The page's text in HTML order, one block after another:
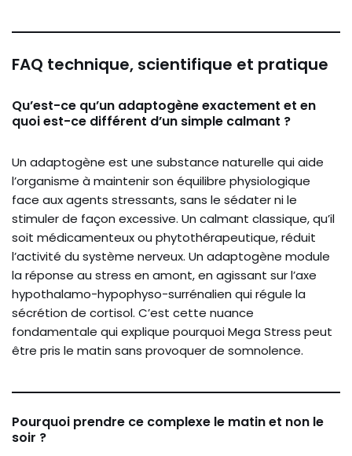
FAQ technique, scientifique et pratique
Qu’est-ce qu’un adaptogène exactement et en
quoi est-ce différent d’un simple calmant ?
Un adaptogène est une substance naturelle qui aide
l’organisme à maintenir son équilibre physiologique
face aux agents stressants, sans le sédater ni le
stimuler de façon excessive. Un calmant classique, qu’il
soit médicamenteux ou phytothérapeutique, réduit
l’activité du système nerveux. Un adaptogène module
la réponse au stress en amont, en agissant sur l’axe
hypothalamo-hypophyso-surrénalien qui régule la
sécrétion de cortisol. C’est cette nuance
fondamentale qui explique pourquoi Mega Stress peut
être pris le matin sans provoquer de somnolence.
Pourquoi prendre ce complexe le matin et non le
soir ?